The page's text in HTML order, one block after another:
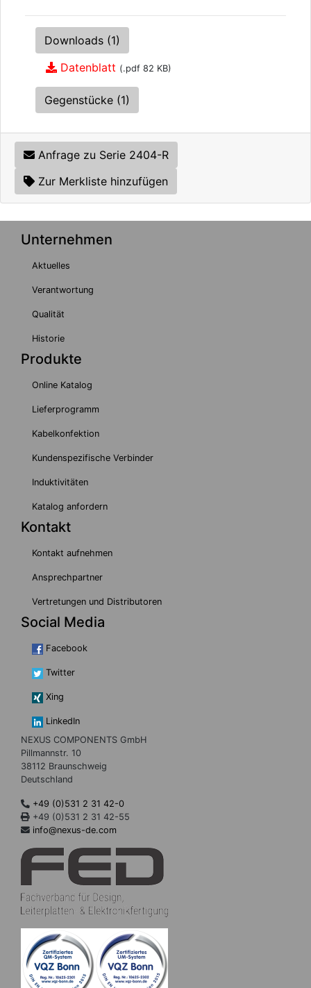
Downloads (1)
Datenblatt (.pdf 82 KB)
Gegenstücke (1)
Anfrage zu Serie 2404-R
Zur Merkliste hinzufügen
Unternehmen
Aktuelles
Verantwortung
Qualität
Historie
Produkte
Online Katalog
Lieferprogramm
Kabelkonfektion
Kundenspezifische Verbinder
Induktivitäten
Katalog anfordern
Kontakt
Kontakt aufnehmen
Ansprechpartner
Vertretungen und Distributoren
Social Media
Facebook
Twitter
Xing
LinkedIn
NEXUS COMPONENTS GmbH
Pillmannstr. 10
38112 Braunschweig
Deutschland
+49 (0)531 2 31 42-0
+49 (0)531 2 31 42-55
info@nexus-de.com